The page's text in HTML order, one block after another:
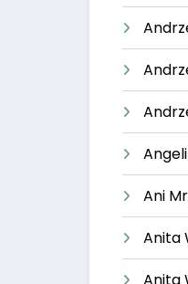
Ani
Anita